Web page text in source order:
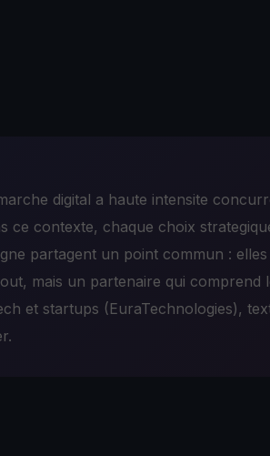
digital a haute intensite
contexte, chaque choix
partagent un point commun :
mais un partenaire qui comprend
et startups (EuraTechnologies),